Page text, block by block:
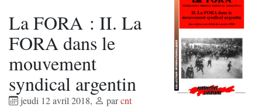
La FORA : II. La
FORA dans le
mouvement
syndical argentin
jeudi 12 avril 2018, parcnt